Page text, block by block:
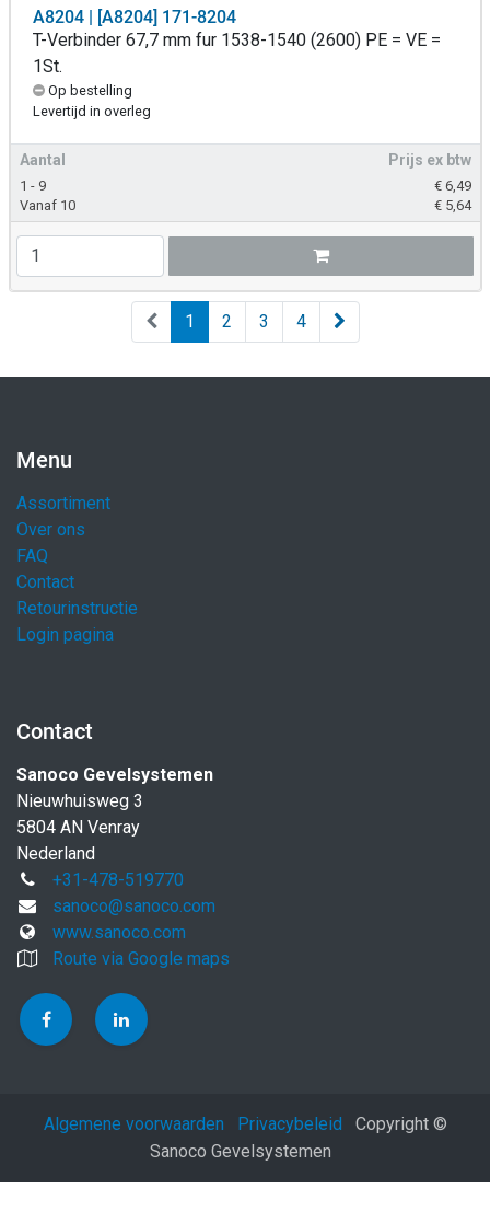
A8204 | [A8204] 171-8204
T-Verbinder 67,7 mm fur 1538-1540 (2600) PE = VE =
1St.
Op bestelling
Levertijd in overleg
Aantal Prijs ex btw
1 - 9 € 6,49
Vanaf 10
€ 5,64
1 2 3 4
Menu
Assortiment
Over ons
FAQ
Contact
Retourinstructie
Login pagina
Contact
Sanoco Gevelsystemen
Nieuwhuisweg 3
5804 AN Venray
Nederland
+31-478-519770
sanoco@sanoco.com
www.sanoco.com
Route via Google maps
Algemene voorwaarden Privacybeleid
Copyright ©
Sanoco Gevelsystemen